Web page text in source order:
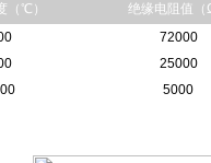
（℃）
绝缘电阻值（
72000
25000
5000